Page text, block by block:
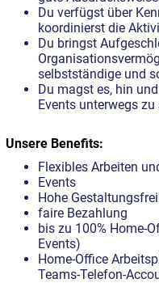
Du verfügst über
koordinierst die
Du bringst
selbstständige und
Du magst es, hin
Events unterwegs zu
Unsere Benefits:
Flexibles Arbeiten
Events
Hohe
faire Bezahlung
bis zu 100% Home-
Events)
Home-Office
Teams-Telefon-